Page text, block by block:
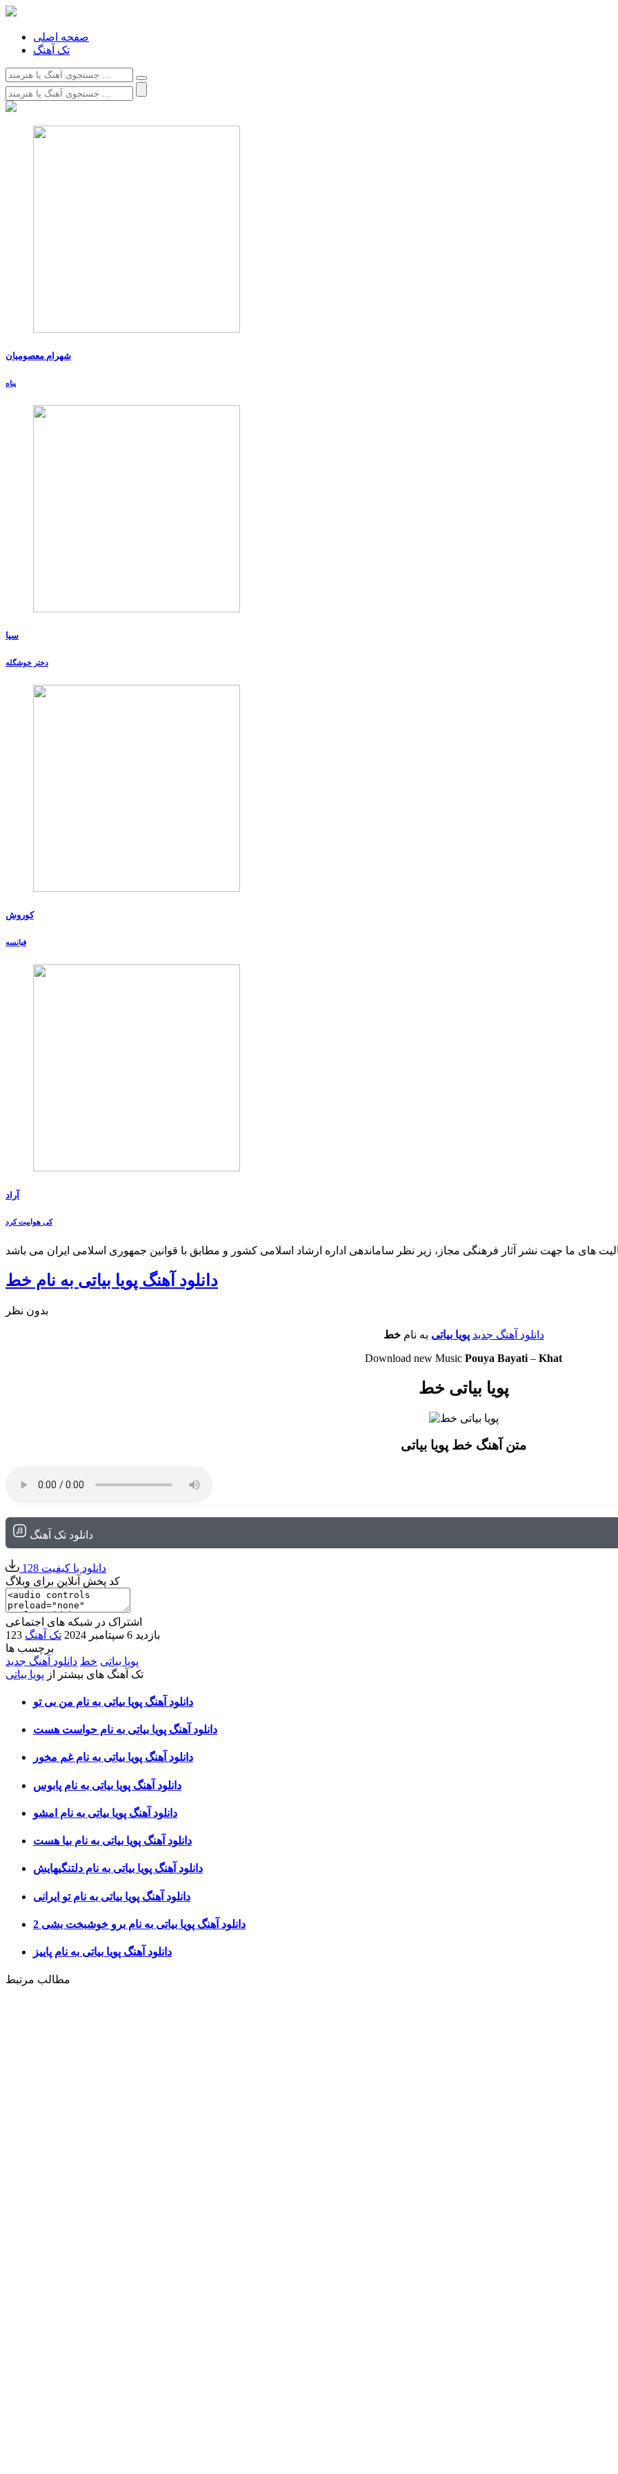
صفحه اصلی
تک آهنگ
شهرام معصومیان
پناه
سیا
دختر خوشگله
کوروش
فیانسه
آراد
کی هواییت کرد
های ما جهت نشر آثار فرهنگی مجاز، زیر نظر ساماندهی اداره ارشاد اسلامی کشور و مطابق با قوانین جمهوری اسلامی ایران می باشد
دانلود آهنگ پویا بیاتی به نام خط
بدون نظر
دانلود آهنگ جدید پویا بیاتی به نامخط
Download new Music Pouya Bayati – Khat
پویا بیاتی خط
متن آهنگ خط پویا بیاتی
دانلود تک آهنگ
دانلود با کیفیت 128
کد پخش آنلاین برای وبلاگ
اشتراک در شبکه های اجتماعی
123 بازدید 6 سپتامبر 2024
تک آهنگ
برچسب ها
پویا بیاتی خط دانلود آهنگ جدید
تک آهنگ های بیشتر از پویا بیاتی
دانلود آهنگ پویا بیاتی به نام من بی تو
دانلود آهنگ پویا بیاتی به نام حواست هست
دانلود آهنگ پویا بیاتی به نام غم مخور
دانلود آهنگ پویا بیاتی به نام پابوس
دانلود آهنگ پویا بیاتی به نام امشو
دانلود آهنگ پویا بیاتی به نام بیا هست
دانلود آهنگ پویا بیاتی به نام دلتنگیهایش
دانلود آهنگ پویا بیاتی به نام تو ایرانی
دانلود آهنگ پویا بیاتی به نام برو خوشبخت بشی 2
دانلود آهنگ پویا بیاتی به نام پاییز
مطالب مرتبط